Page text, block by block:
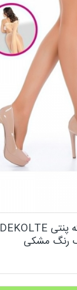
جوراب شلواری دکلته پنتی DEKOLTE